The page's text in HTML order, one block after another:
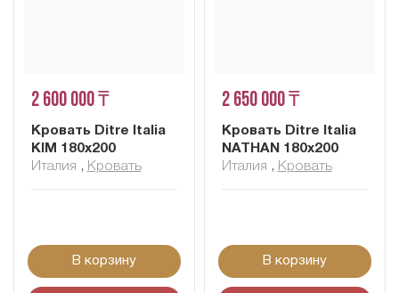
2 600 000 ₸
Кровать Ditre Italia
KIM 180x200
Италия , Кровать
В корзину
2 650 000 ₸
Кровать Ditre Italia
NATHAN 180x200
Италия , Кровать
В корзину